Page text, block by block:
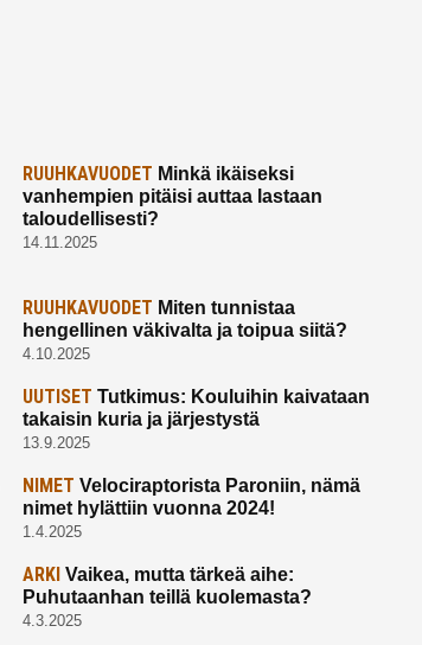
RUUHKAVUODET Minkä ikäiseksi
vanhempien pitäisi auttaa lastaan
taloudellisesti?
14.11.2025
RUUHKAVUODET Miten tunnistaa
hengellinen väkivalta ja toipua siitä?
4.10.2025
UUTISET Tutkimus: Kouluihin kaivataan
takaisin kuria ja järjestystä
13.9.2025
NIMET Velociraptorista Paroniin, nämä
nimet hylättiin vuonna 2024!
1.4.2025
ARKI Vaikea, mutta tärkeä aihe:
Puhutaanhan teillä kuolemasta?
4.3.2025